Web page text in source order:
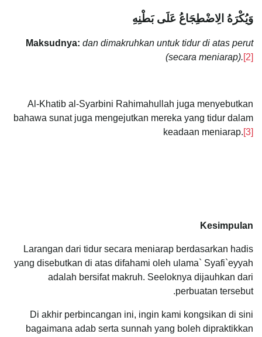
وَيُكْرَهُ الِاضْطِجَاعُ عَلَى بَطْنِهِ
Maksudnya: dan dimakruhkan untuk tidur di atas perut
(secara meniarap).[2]
Al-Khatib al-Syarbini Rahimahullah juga menyebutkan
bahawa sunat juga mengejutkan mereka yang tidur dalam
keadaan meniarap.[3]
Kesimpulan
Larangan dari tidur secara meniarap berdasarkan hadis
yang disebutkan di atas difahami oleh ulama` Syafi`eyyah
adalah bersifat makruh. Seeloknya dijauhkan dari
perbuatan tersebut.
Di akhir perbincangan ini, ingin kami kongsikan di sini
bagaimana adab serta sunnah yang boleh dipraktikkan